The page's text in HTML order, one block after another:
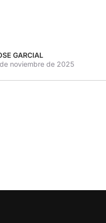
GARCIAL
noviembre de 2025